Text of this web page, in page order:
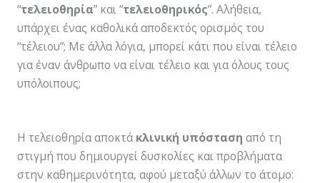
“τελειοθηρία” και “τελειοθηρικός”. Αλήθεια,
υπάρχει ένας καθολικά αποδεκτός ορισμός του
“τέλειου”; Με άλλα λόγια, μπορεί κάτι που είναι τέλειο
για έναν άνθρωπο να είναι τέλειο και για όλους τους
υπόλοιπους;
Η τελειοθηρία αποκτά κλινική υπόσταση από τη
στιγμή που δημιουργεί δυσκολίες και προβλήματα
στην καθημερινότητα, αφού μεταξύ άλλων το άτομο: